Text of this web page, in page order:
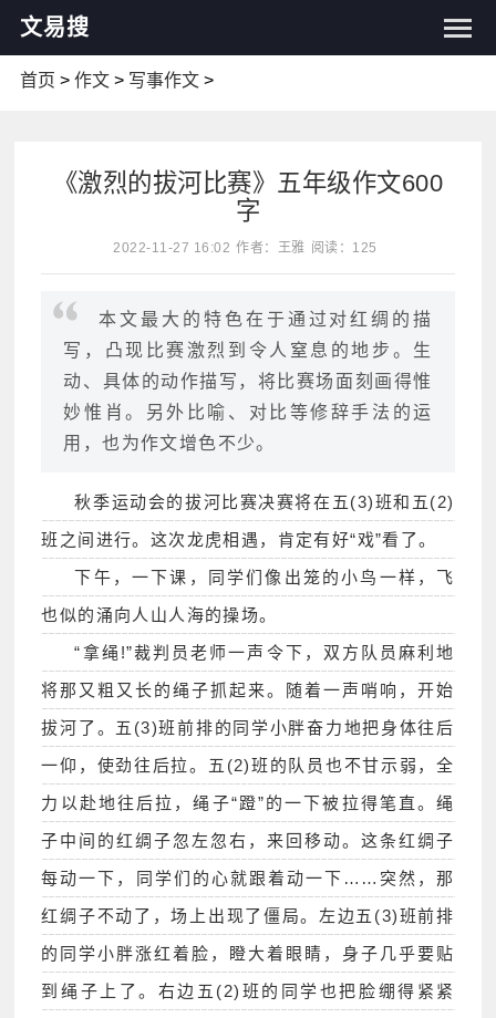
文易搜
首页 > 作文> 写事作文>
《激烈的拔河比赛》五年级作文600
字
2022-11-27 16:02 作者：王雅 阅读：125
本文最大的特色在于通过对红绸的描
写，凸现比赛激烈到令人窒息的地步。生
动、具体的动作描写，将比赛场面刻画得惟
妙惟肖。另外比喻、对比等修辞手法的运
用，也为作文增色不少。
秋季运动会的拔河比赛决赛将在五(3)班和五(2)
班之间进行。这次龙虎相遇，肯定有好“戏”看了。
下午，一下课，同学们像出笼的小鸟一样，飞
也似的涌向人山人海的操场。
“拿绳!”裁判员老师一声令下，双方队员麻利地
将那又粗又长的绳子抓起来。随着一声哨响，开始
拔河了。五(3)班前排的同学小胖奋力地把身体往后
一仰，使劲往后拉。五(2)班的队员也不甘示弱，全
力以赴地往后拉，绳子“蹬”的一下被拉得笔直。绳
子中间的红绸子忽左忽右，来回移动。这条红绸子
每动一下，同学们的心就跟着动一下……突然，那
红绸子不动了，场上出现了僵局。左边五(3)班前排
的同学小胖涨红着脸，瞪大着眼睛，身子几乎要贴
到绳子上了。右边五(2)班的同学也把脸绷得紧紧